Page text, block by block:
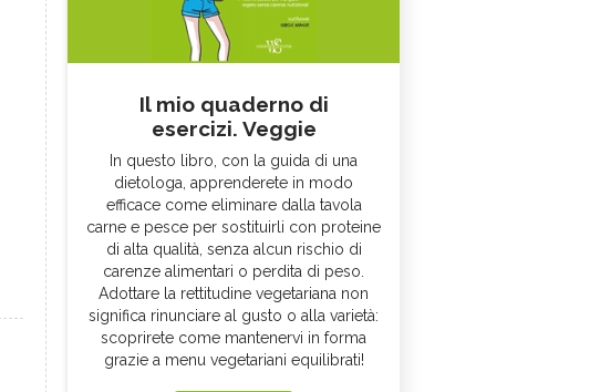
Il mio quaderno di
esercizi. Veggie
In questo libro, con la guida di una
dietologa, apprenderete in modo
efficace come eliminare dalla tavola
carne e pesce per sostituirli con proteine
di alta qualità, senza alcun rischio di
carenze alimentari o perdita di peso.
Adottare la rettitudine vegetariana non
significa rinunciare al gusto o alla varietà:
scoprirete come mantenervi in forma
grazie a menu vegetariani equilibrati!